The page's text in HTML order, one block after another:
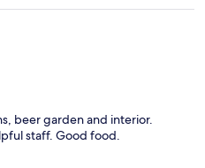
beer garden and interior.
staff. Good food.